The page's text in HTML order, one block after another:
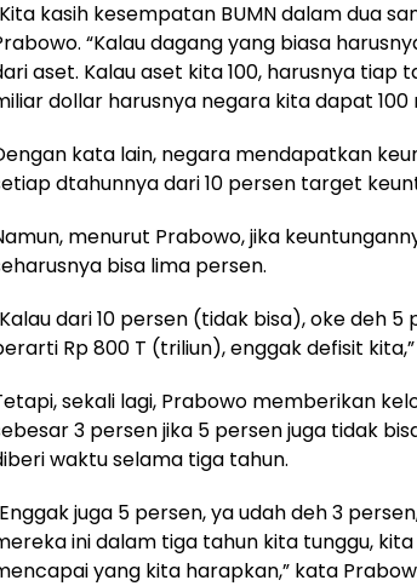
kasih kesempatan BUMN dalam dua
“Kalau dagang yang biasa
aset. Kalau aset kita 100, harusnya tiap
dollar harusnya negara kita dapat
kata lain, negara mendapatkan
dtahunnya dari 10 persen target
menurut Prabowo, jika
bisa lima persen.
dari 10 persen (tidak bisa), oke deh
Rp 800 T (triliun), enggak defisit
sekali lagi, Prabowo memberikan
3 persen jika 5 persen juga tidak
waktu selama tiga tahun.
juga 5 persen, ya udah deh 3
ini dalam tiga tahun kita tunggu,
yang kita harapkan,” kata